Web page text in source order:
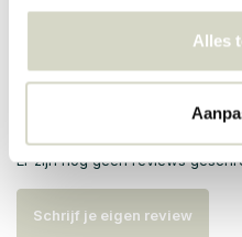
Alles
Er zijn nog geen reviews
Schrijf je eigen review